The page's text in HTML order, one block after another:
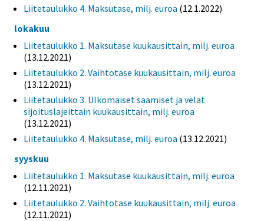
Liitetaulukko 4. Maksutase, milj. euroa (12.1.2022)
lokakuu
Liitetaulukko 1. Maksutase kuukausittain, milj. euroa
(13.12.2021)
Liitetaulukko 2. Vaihtotase kuukausittain, milj. euroa
(13.12.2021)
Liitetaulukko 3. Ulkomaiset saamiset ja velat
sijoituslajeittain kuukausittain, milj. euroa
(13.12.2021)
Liitetaulukko 4. Maksutase, milj. euroa (13.12.2021)
syyskuu
Liitetaulukko 1. Maksutase kuukausittain, milj. euroa
(12.11.2021)
Liitetaulukko 2. Vaihtotase kuukausittain, milj. euroa
(12.11.2021)